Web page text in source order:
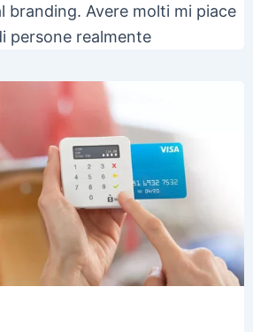
branding. Avere molti mi piace
persone realmente